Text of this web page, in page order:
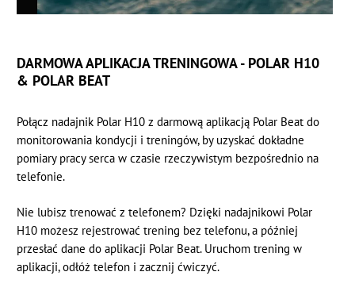
DARMOWA APLIKACJA TRENINGOWA - POLAR H10
& POLAR BEAT
Połącz nadajnik Polar H10 z darmową aplikacją Polar Beat do
monitorowania kondycji i treningów, by uzyskać dokładne
pomiary pracy serca w czasie rzeczywistym bezpośrednio na
telefonie.
Nie lubisz trenować z telefonem? Dzięki nadajnikowi Polar
H10 możesz rejestrować trening bez telefonu, a później
przesłać dane do aplikacji Polar Beat. Uruchom trening w
aplikacji, odłóż telefon i zacznij ćwiczyć.